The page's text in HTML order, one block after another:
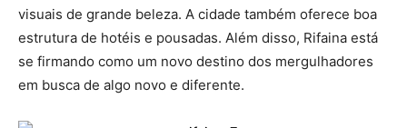
visuais de grande beleza. A cidade também oferece boa
estrutura de hotéis e pousadas. Além disso, Rifaina está
se firmando como um novo destino dos mergulhadores
em busca de algo novo e diferente.